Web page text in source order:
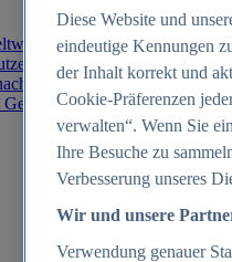
2012-2025
weltweit 2025
Generationen 2025
in Deutschland 2025
Diese Website und
eindeutige Kennungen
der Inhalt korrekt und
Cookie-Präferenzen
verwalten“. Wenn Sie
Ihre Besuche zu
Verbesserung unseres
Wir und unsere
Verwendung genauer